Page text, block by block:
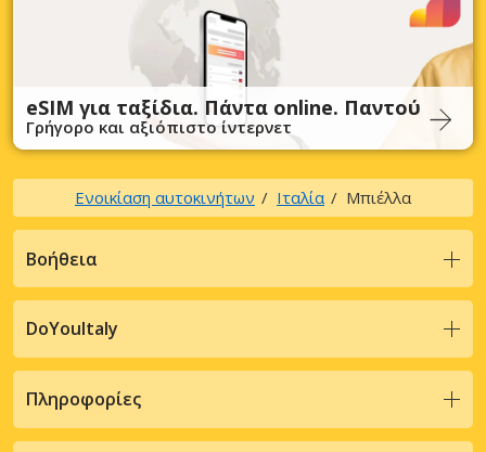
eSIM για ταξίδια. Πάντα online. Παντού
Γρήγορο και αξιόπιστο ίντερνετ
Ενοικίαση αυτοκινήτων Ιταλία Μπιέλλα
Βοήθεια
DoYouItaly
Πληροφορίες